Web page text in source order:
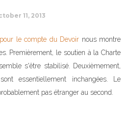
11, 2013
le compte du Devoir nous montre
Premièrement, le soutien à la Charte
s'être stabilisé. Deuxièmement,
essentiellement inchangées. Le
pas étranger au second.